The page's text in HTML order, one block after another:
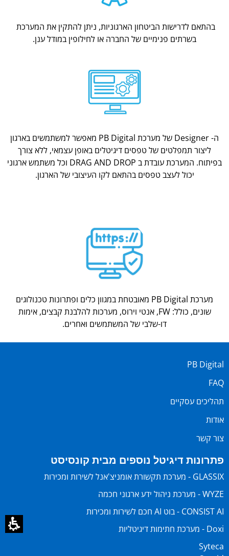
בהתאם לדרישות הביטחון הארגוניות, ניתן להתקין את המערכת
בשרתים פנימיים של החברה או לחילופין במודל ענן.
ה- Designer של מערכת PB Digital מאפשר למשתמשים בארגון
ליצור תמפלטים של טפסים דיגיטלים באופן עצמאי, ללא צורך
בפיתוח. המערכת עובדת ב DRAG AND DROP וכל משתמש ארגוני
יכול לעצב טפסים בהתאם לקו העיצובי של הארגון.
מערכת PB Digital מאובטחת במגוון כלים ופתרונות טכנולוגים
שונים, כולל: FW, אנטי וירוס, מערכות להלבנת קבצים, אימות
דו-שלבי של המשתמשים ואחרים.
PB Digital
FAQ
תהליכים עסקיים
אודות
צור קשר
פתרונות דיגיטל נוספים מבית קונסיסט
GLASSIX - מערכת תקשורת אומניצ'אנל לשירות ומכירות
WYZE - מערכת ניהול ידע ארגוני חכמה
CONSIST AI - בוט AI חכם לשירות ומכירות
Doxi - מערכת חתימות דיגיטליות
Syteca